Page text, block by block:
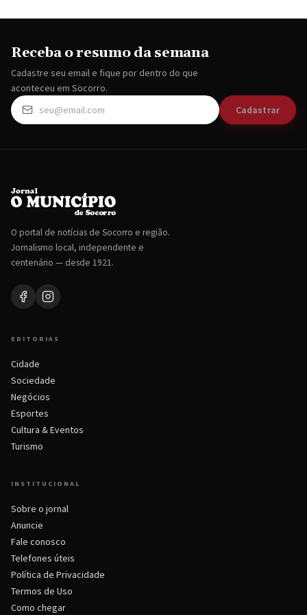
Receba o resumo da semana
Cadastre seu email e fique por dentro do que
aconteceu em Socorro.
Cadastrar
O portal de notícias de Socorro e região.
Jornalismo local, independente e
centenário — desde 1921.
EDITORIAS
Cidade
Sociedade
Negócios
Esportes
Cultura & Eventos
Turismo
INSTITUCIONAL
Sobre o jornal
Anuncie
Fale conosco
Telefones úteis
Política de Privacidade
Termos de Uso
Como chegar